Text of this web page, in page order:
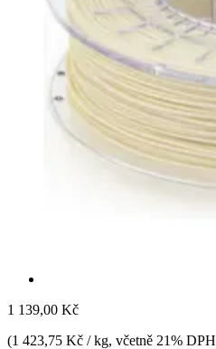
1 139,00 Kč
(1 423,75 Kč / kg, včetně 21% DPH